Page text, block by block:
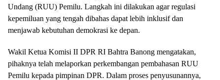
Undang (RUU) Pemilu. Langkah ini dilakukan agar regulasi
kepemiluan yang tengah dibahas dapat lebih inklusif dan
menjawab kebutuhan demokrasi ke depan.
Wakil Ketua Komisi II DPR RI Bahtra Banong mengatakan,
pihaknya telah melaporkan perkembangan pembahasan RUU
Pemilu kepada pimpinan DPR. Dalam proses penyusunannya,